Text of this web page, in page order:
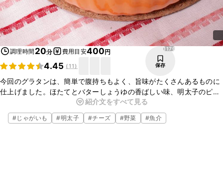
調理時間 20分 費用目安400円
4.45 (11)
1179
保存
今回のグラタンは、簡単で腹持ちもよく、旨味がたくさんあるものに
仕上げました。ほたてとバターしょうゆの香ばしい味、明太子のピリ
辛、じゃがいものほくほくとした食感と、間違いない組み合わせで
す！アツアツでお召し上がりください。
紹介文をすべて見る
#じゃがいも #明太子 #チーズ #野菜 #魚介